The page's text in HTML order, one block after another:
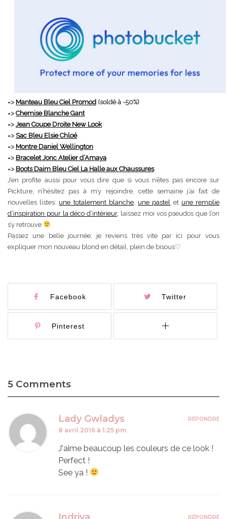
=> Manteau Bleu Ciel Promod (soldé à -50%)
=> Chemise Blanche Gant
=> Jean Coupe Droite New Look
=> Sac Bleu Elsie Chloé
=> Montre Daniel Wellington
=> Bracelet Jonc Atelier d’Amaya
=> Boots Daim Bleu Ciel La Halle aux Chaussures
J’en profite aussi pour vous dire que si vous n’êtes pas encore sur
Pickture, n’hésitez pas à m’y rejoindre, cette semaine j’ai fait de
nouvelles listes: une totalement blanche, une pastel et une remplie
d’inspiration pour la déco d’intérieur,
laissez moi vos pseudos que l’on
s’y retrouve
Passez une belle journée, je reviens très vite par ici pour vous
expliquer mon nouveau blond en détail, plein de bisous♡
Facebook Twitter
Pinterest
5 Comments
Lady Gwladys
8 avril 2016 à 1:25 pm
J'aime beaucoup les couleurs de ce look !
Perfect !
See ya !
RÉPONDRE
RÉPONDRE